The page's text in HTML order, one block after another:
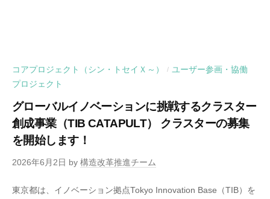
コアプロジェクト（シン・トセイＸ～） / ユーザー参画・協働
プロジェクト
グローバルイノベーションに挑戦するクラスター
創成事業（TIB CATAPULT） クラスターの募集
を開始します！
2026年6月2日 by 構造改革推進チーム
東京都は、イノベーション拠点Tokyo Innovation Base（TIB）を